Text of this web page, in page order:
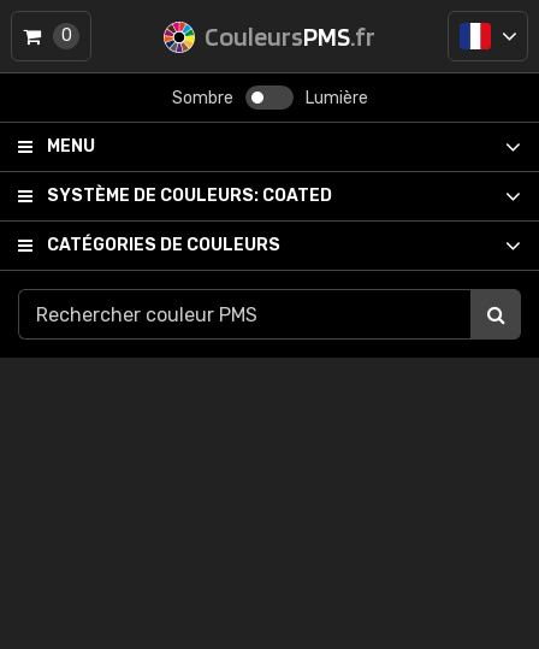
CouleursPMS.fr
Sombre Lumière
MENU
SYSTÈME DE COULEURS: COATED
CATÉGORIES DE COULEURS
0